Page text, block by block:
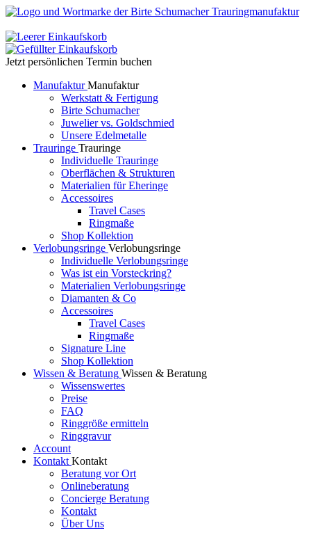
Jetzt persönlichen Termin buchen
Manufaktur Manufaktur
Werkstatt & Fertigung
Birte Schumacher
Juwelier vs. Goldschmied
Unsere Edelmetalle
Trauringe Trauringe
Individuelle Trauringe
Oberflächen & Strukturen
Materialien für Eheringe
Accessoires
Travel Cases
Ringmaße
Shop Kollektion
Verlobungsringe Verlobungsringe
Individuelle Verlobungsringe
Was ist ein Vorsteckring?
Materialien Verlobungsringe
Diamanten & Co
Accessoires
Travel Cases
Ringmaße
Signature Line
Shop Kollektion
Wissen & Beratung Wissen & Beratung
Wissenswertes
Preise
FAQ
Ringgröße ermitteln
Ringgravur
Account
Kontakt Kontakt
Beratung vor Ort
Onlineberatung
Concierge Beratung
Kontakt
Über Uns